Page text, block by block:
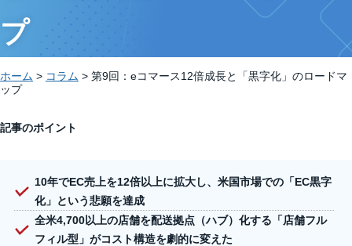
プ
ホーム > コラム > 第9回：eコマース12倍成長と「黒字化」のロードマ
ップ
記事のポイント
10年でEC売上を12倍以上に拡大し、米国市場での「EC黒字
化」という悲願を達成
全米4,700以上の店舗を配送拠点（ハブ）化する「店舗フル
フィル型」がコスト構造を劇的に変えた